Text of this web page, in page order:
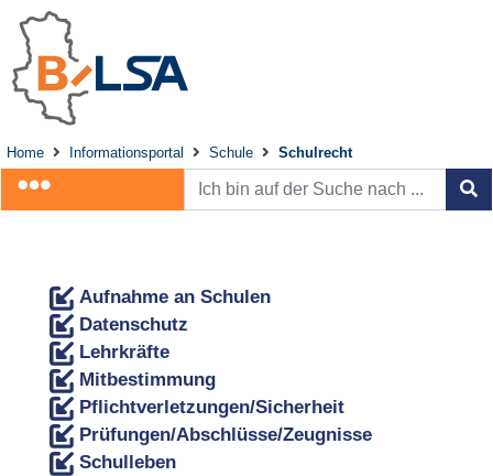
Home Informationsportal Schule Schulrecht
Aufnahme an Schulen
Datenschutz
Lehrkräfte
Mitbestimmung
Pflichtverletzungen/Sicherheit
Prüfungen/Abschlüsse/Zeugnisse
Schulleben